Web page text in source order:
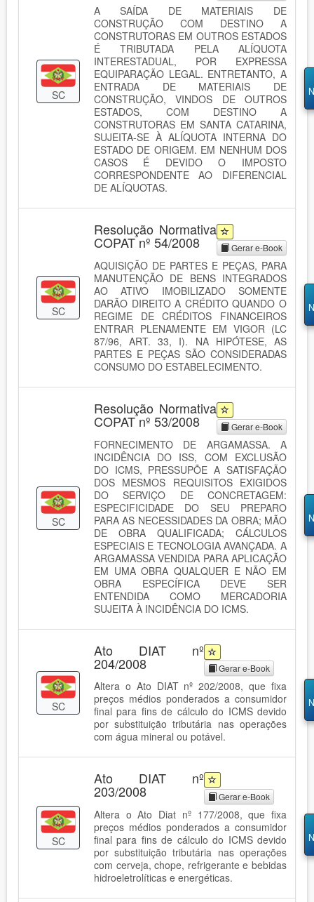
SC
A SAÍDA DE MATERIAIS DE
CONSTRUÇÃO COM DESTINO A
CONSTRUTORAS EM OUTROS ESTADOS
É TRIBUTADA PELA ALÍQUOTA
INTERESTADUAL, POR EXPRESSA
EQUIPARAÇÃO LEGAL. ENTRETANTO, A
ENTRADA DE MATERIAIS DE
CONSTRUÇÃO, VINDOS DE OUTROS
ESTADOS, COM DESTINO A
CONSTRUTORAS EM SANTA CATARINA,
SUJEITA-SE À ALÍQUOTA INTERNA DO
ESTADO DE ORIGEM. EM NENHUM DOS
CASOS É DEVIDO O IMPOSTO
CORRESPONDENTE AO DIFERENCIAL
DE ALÍQUOTAS.
SC
Resolução Normativa
COPAT nº 54/2008 Gerar e-Book
AQUISIÇÃO DE PARTES E PEÇAS, PARA
MANUTENÇÃO DE BENS INTEGRADOS
AO ATIVO IMOBILIZADO SOMENTE
DARÃO DIREITO A CRÉDITO QUANDO O
REGIME DE CRÉDITOS FINANCEIROS
ENTRAR PLENAMENTE EM VIGOR (LC
87/96, ART. 33, I). NA HIPÓTESE, AS
PARTES E PEÇAS SÃO CONSIDERADAS
CONSUMO DO ESTABELECIMENTO.
SC
Resolução Normativa
COPAT nº 53/2008 Gerar e-Book
FORNECIMENTO DE ARGAMASSA. A
INCIDÊNCIA DO ISS, COM EXCLUSÃO
DO ICMS, PRESSUPÕE A SATISFAÇÃO
DOS MESMOS REQUISITOS EXIGIDOS
DO SERVIÇO DE CONCRETAGEM:
ESPECIFICIDADE DO SEU PREPARO
PARA AS NECESSIDADES DA OBRA; MÃO
DE OBRA QUALIFICADA; CÁLCULOS
ESPECIAIS E TECNOLOGIA AVANÇADA. A
ARGAMASSA VENDIDA PARA APLICAÇÃO
EM UMA OBRA QUALQUER E NÃO EM
OBRA ESPECÍFICA DEVE SER
ENTENDIDA COMO MERCADORIA
SUJEITA À INCIDÊNCIA DO ICMS.
SC
Ato DIAT nº
204/2008 Gerar e-Book
Altera o Ato DIAT nº 202/2008, que fixa
preços médios ponderados a consumidor
final para fins de cálculo do ICMS devido
por substituição tributária nas operações
com água mineral ou potável.
SC
Ato DIAT nº
203/2008 Gerar e-Book
Altera o Ato Diat nº 177/2008, que fixa
preços médios ponderados a consumidor
final para fins de cálculo do ICMS devido
por substituição tributária nas operações
com cerveja, chope, refrigerante e bebidas
hidroeletrolíticas e energéticas.